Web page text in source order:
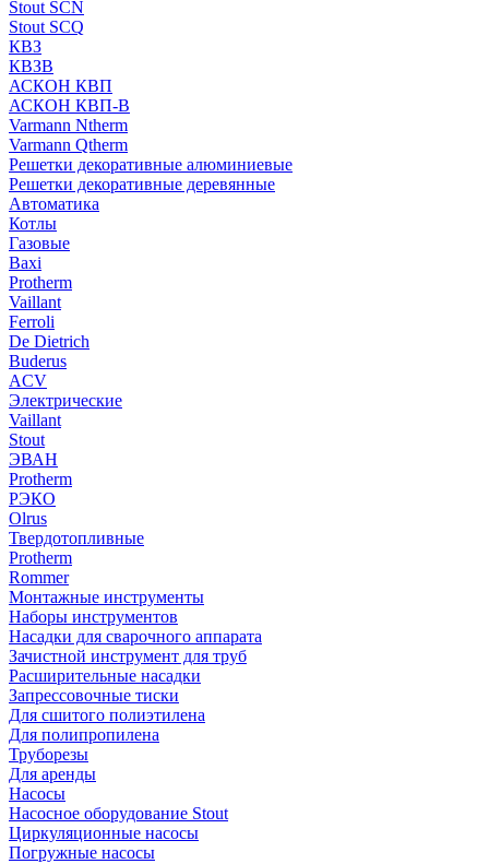
Stout SCN
Stout SCQ
КВЗ
КВЗВ
АСКОН КВП
АСКОН КВП-В
Varmann Ntherm
Varmann Qtherm
Решетки декоративные алюминиевые
Решетки декоративные деревянные
Автоматика
Котлы
Газовые
Baxi
Protherm
Vaillant
Ferroli
De Dietrich
Buderus
ACV
Электрические
Vaillant
Stout
ЭВАН
Protherm
РЭКО
Olrus
Твердотопливные
Protherm
Rommer
Монтажные инструменты
Наборы инструментов
Насадки для сварочного аппарата
Зачистной инструмент для труб
Расширительные насадки
Запрессовочные тиски
Для сшитого полиэтилена
Для полипропилена
Труборезы
Для аренды
Насосы
Насосное оборудование Stout
Циркуляционные насосы
Погружные насосы